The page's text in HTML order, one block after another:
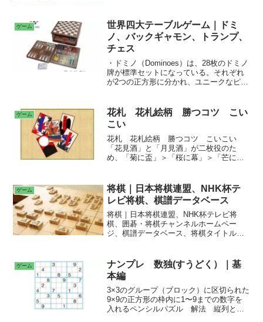
ブ、タイトパッシブ、ルースアグレッシ
ブ、ルースパッシブ、ファストプレイ、
スロープレイ、プレイスタイルの変化。
ゲーム
世界四大テーブルゲーム｜ドミ
ノ、バックギャモン、トランプ、
チェス
・ドミノ（Dominoes）は、28枚のドミノ
牌が標準セットになっている。それぞれ
が2つの正方形に分かれ、ユニークなピッ
くっつけることで、手牌を場に出すこと
ができる。 ・バックギャモンは、基本
的に2人で遊ぶ戦略性のある「すごろ
く」。2個のダイス（サイコロ）を振っ
て、盤上に配置された双方15個の駒（チ
ェッカー）を進め、相手より先に自分の
て全部で52枚。スペード、ハート、ダイ
ヤ、クラブの４種類。 ・チェスは、白
と黒の駒をお互いに動かして争うゲー
ム。相手の「キング」を追いつめた方の
勝ちになる。 ・世界最古のボードゲー
ム。
ゲーム
花札 花札絵柄 勝つコツ こい
こい
花札 花札絵柄 勝つコツ こいこい
「花見酒」と「月見酒」が二枚役のた
め、「菊に盃」＞「桜に幕」＞「芒に
鶴」＞「桐に鳳凰」＞「柳に小野道風」
の順番。「桜に幕」は、赤短阻止のた
め、「芒に月」より優先する。 親、胴
二、ビキの決め方 共通ルール 五光
四光 雨四光 三光 青短 赤短 猪鹿
蝶 花見で一杯、月見で一杯 短冊 タ
ゲーム
将棋｜日本将棋連盟、NHK杯テ
レビ将棋、棋譜データベース
将棋｜日本将棋連盟、NHK杯テレビ将
棋、囲碁・将棋チャンネルホームペー
ジ、棋譜データベース、将棋タイトルの
ビューした桐山零は、東京の下町に一人
で暮らしている。幼い頃に交通事故で家
族を失い、父の友人である棋士の幸田に
引き取られたが、自分のせいで幸田家に
亀裂が入り、家を出るしかなかったから
だ。
ゲーム
ナンプレ 数独(すうどく）｜基
本編
3×3のグループ（ブロック）に区切られた
9×9の正方形の枠内に1〜9までの数字を
入れるペンシルパズル 解法 縦列と横